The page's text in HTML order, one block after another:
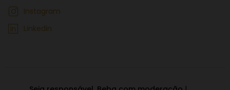
Instagram
Linkedin